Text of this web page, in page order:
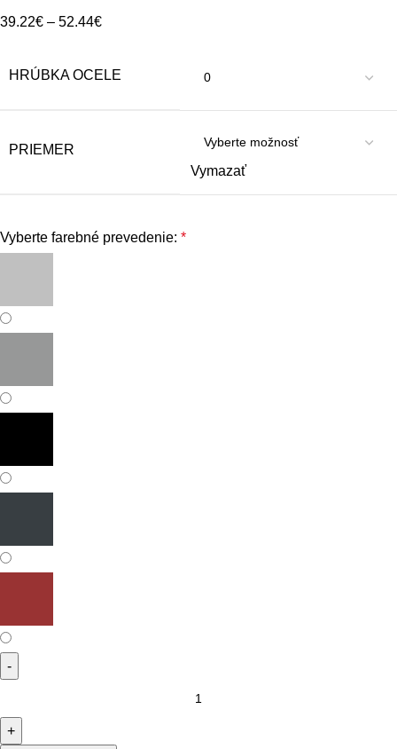
39.22€ – 52.44€
HRÚBKA OCELE
PRIEMER
Vymazať
Vyberte farebné prevedenie: *